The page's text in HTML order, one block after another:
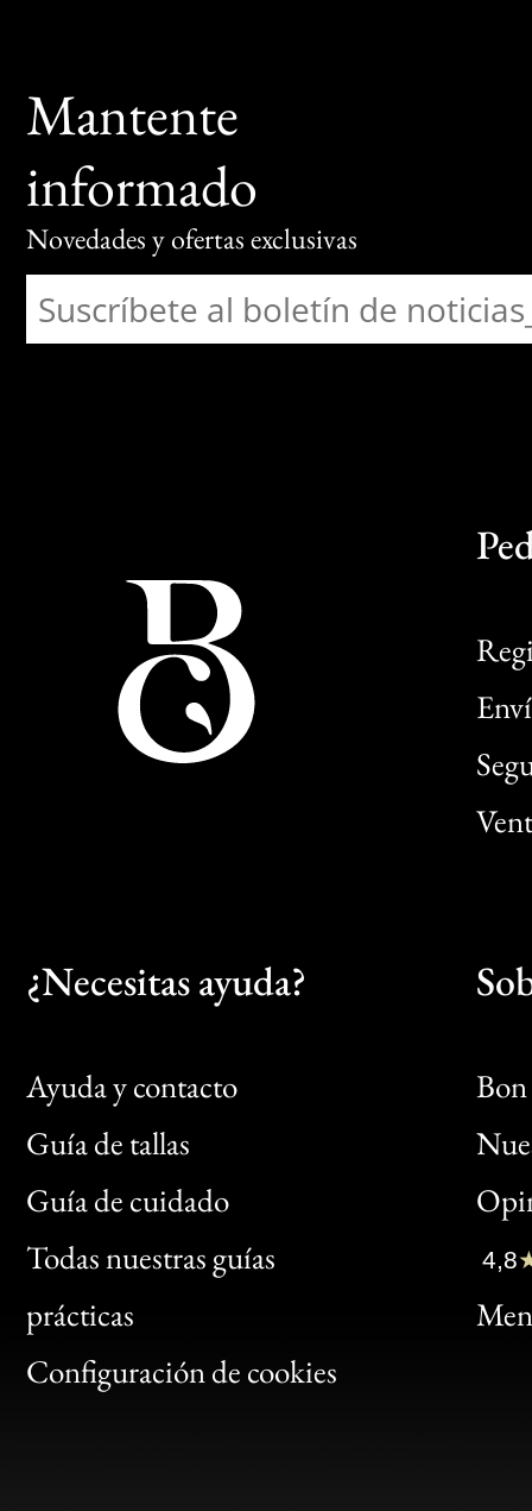
Mantente
informado
Novedades y ofertas exclusivas
¿Necesitas ayuda?
Ayuda y contacto
Guía de tallas
Guía de cuidado
Todas nuestras guías
prácticas
Configuración de cookies
Bon
Clic
Bon
4,8